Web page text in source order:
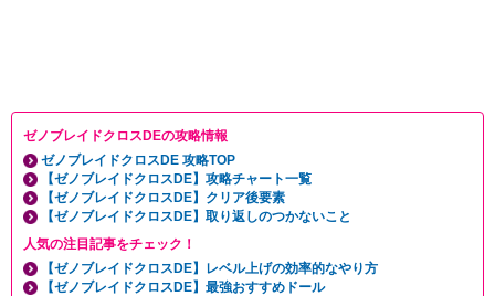
ゼノブレイドクロスDEの攻略情報
ゼノブレイドクロスDE 攻略TOP
【ゼノブレイドクロスDE】攻略チャート一覧
【ゼノブレイドクロスDE】クリア後要素
【ゼノブレイドクロスDE】取り返しのつかないこと
人気の注目記事をチェック！
【ゼノブレイドクロスDE】レベル上げの効率的なやり方
【ゼノブレイドクロスDE】最強おすすめドール